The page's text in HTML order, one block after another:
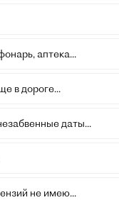
аптека...
в дороге...
даты...
не имею...